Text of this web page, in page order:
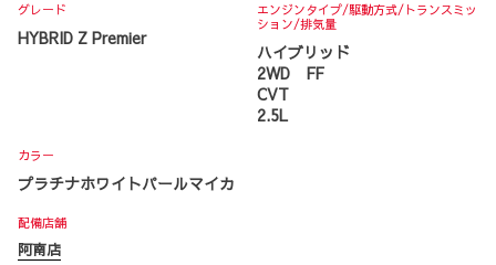
グレード
HYBRID Z Premier
エンジンタイプ/駆動方式/ トランスミッ
ション/排気量
ハイブリッド
2WD FF
CVT
2.5L
カラー
プラチナホワイトパールマイカ
配備店舗
阿南店